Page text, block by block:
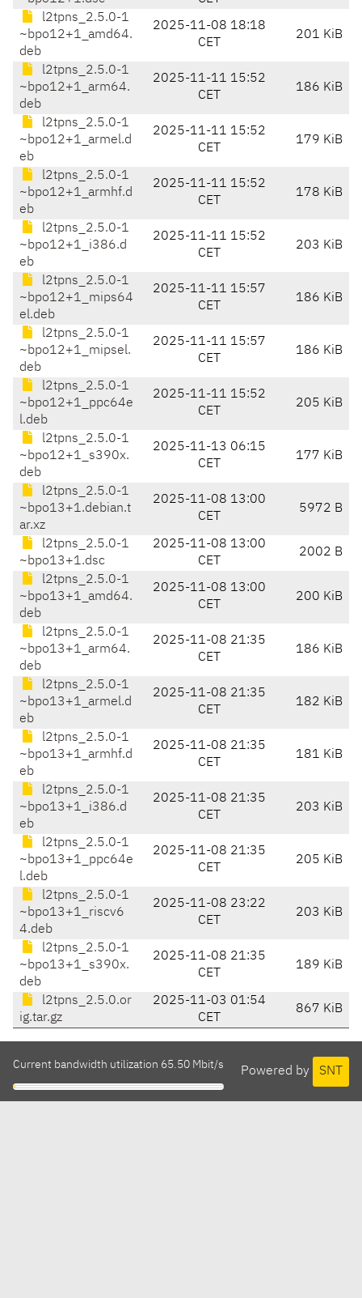
l2tpns_2.5.0-1
~bpo12+1_amd64.
deb
2025-11-08 18:18
CET
201 KiB
l2tpns_2.5.0-1
~bpo12+1_arm64.
deb
2025-11-11 15:52
CET
186 KiB
l2tpns_2.5.0-1
~bpo12+1_armel.d
eb
2025-11-11 15:52
CET
179 KiB
l2tpns_2.5.0-1
~bpo12+1_armhf.d
eb
2025-11-11 15:52
CET
178 KiB
l2tpns_2.5.0-1
~bpo12+1_i386.d
eb
2025-11-11 15:52
CET
203 KiB
l2tpns_2.5.0-1
~bpo12+1_mips64
el.deb
2025-11-11 15:57
CET
186 KiB
l2tpns_2.5.0-1
~bpo12+1_mipsel.
deb
2025-11-11 15:57
CET
186 KiB
l2tpns_2.5.0-1
~bpo12+1_ppc64e
l.deb
2025-11-11 15:52
CET
205 KiB
l2tpns_2.5.0-1
~bpo12+1_s390x.
deb
2025-11-13 06:15
CET
177 KiB
l2tpns_2.5.0-1
~bpo13+1.debian.t
ar.xz
2025-11-08 13:00
CET
5972 B
l2tpns_2.5.0-1
~bpo13+1.dsc
2025-11-08 13:00
CET
2002 B
l2tpns_2.5.0-1
~bpo13+1_amd64.
deb
2025-11-08 13:00
CET
200 KiB
l2tpns_2.5.0-1
~bpo13+1_arm64.
deb
2025-11-08 21:35
CET
186 KiB
l2tpns_2.5.0-1
~bpo13+1_armel.d
eb
2025-11-08 21:35
CET
182 KiB
l2tpns_2.5.0-1
~bpo13+1_armhf.d
eb
2025-11-08 21:35
CET
181 KiB
l2tpns_2.5.0-1
~bpo13+1_i386.d
eb
2025-11-08 21:35
CET
203 KiB
l2tpns_2.5.0-1
~bpo13+1_ppc64e
l.deb
2025-11-08 21:35
CET
205 KiB
l2tpns_2.5.0-1
~bpo13+1_riscv6
4.deb
2025-11-08 23:22
CET
203 KiB
l2tpns_2.5.0-1
~bpo13+1_s390x.
deb
2025-11-08 21:35
CET
189 KiB
l2tpns_2.5.0.or
ig.tar.gz
2025-11-03 01:54
CET
867 KiB
Powered by SNT
Current bandwidth utilization 65.50 Mbit/s